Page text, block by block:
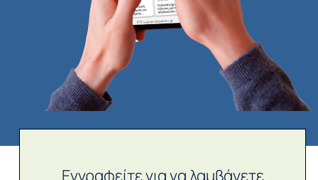
Εγγραφείτε για να λαμβάνετε